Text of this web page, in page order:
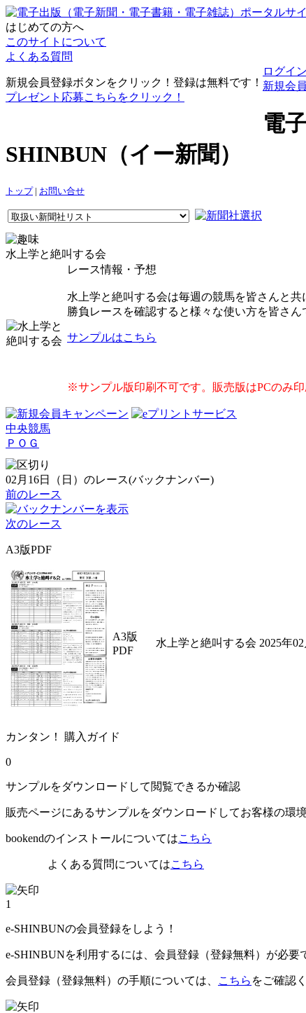
はじめての方へ
このサイトについて
よくある質問
新規会員登録ボタンをクリック！登録は無料です！
プレゼント応募こちらをクリック！
ログイン
新規会
電
SHINBUN（イー新聞）
トップ| お問い合せ
水上学と絶叫する会
レース情報・予想
水上学と絶叫する会は毎週の競馬を皆さんと
勝負レースを確認すると様々な使い方を皆さ
サンプルはこちら
※サンプル版印刷不可です。販売版はPCのみ印
中央競馬
ＰＯＧ
02月16日（日）のレース(バックナンバー)
前のレース
次のレース
A3版PDF
A3版
PDF
水上学と絶叫する会 2025年02
カンタン！ 購入ガイド
0
サンプルをダウンロードして閲覧できるか確認
販売ページにあるサンプルをダウンロードしてお客様の環
bookendのインストールについてはこちら
よくある質問についてはこちら
1
e-SHINBUNの会員登録をしよう！
e-SHINBUNを利用するには、会員登録（登録無料）が必要
会員登録（登録無料）の手順については、 こちら をご確認